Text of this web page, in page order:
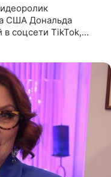
США Дональда
соцсети TikTok,